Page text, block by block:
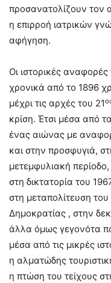
προσανατολίζουν τον
η επιρροή ιατρικών
αφήγηση.
Οι ιστορικές
χρονικά από το 1896
μέχρι τις αρχές του 21
κρίση. Έτσι μέσα από
ένας αιώνας με
και στην προσφυγιά,
μετεμφυλιακή
στη δικτατορία του
στη μεταπολίτευση
Δημοκρατίας , στην
άλλα όμως γεγονότα
μέσα από τις μικρές
η αλματώδης
η πτώση του τείχους